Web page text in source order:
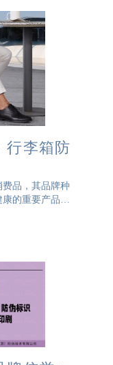
行李箱防
品，其品牌种
的重要产品，
因此，消费者
其产品质量远